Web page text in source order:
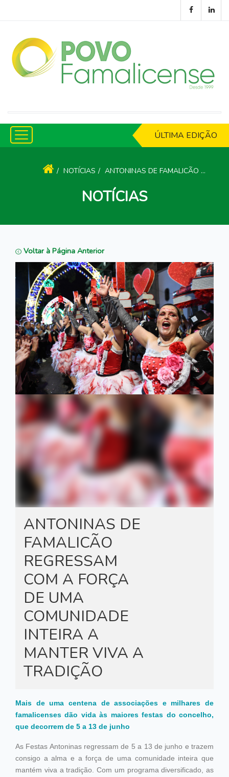
ÚLTIMA EDIÇÃO
NOTÍCIAS ANTONINAS DE FAMALICÃO REGRESSAM COM A FORÇA DE UMA COMUNIDADE INTEIRA A MANTER VIVA A TRADIÇÃO
NOTÍCIAS
Voltar à Página Anterior
ANTONINAS DE
FAMALICÃO
REGRESSAM
COM A FORÇA
DE UMA
COMUNIDADE
INTEIRA A
MANTER VIVA A
TRADIÇÃO
Mais de uma centena de associações e milhares de
famalicenses dão vida às maiores festas do concelho,
que decorrem de 5 a 13 de junho
As Festas Antoninas regressam de 5 a 13 de junho e trazem
consigo a alma e a força de uma comunidade inteira que
mantém viva a tradição. Com um programa diversificado, as